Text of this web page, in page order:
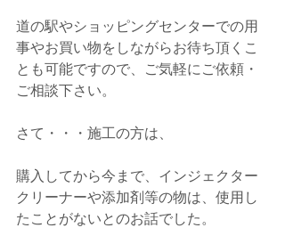
道の駅やショッピングセンターでの用
事やお買い物をしながらお待ち頂くこ
とも可能ですので、ご気軽にご依頼・
ご相談下さい。
さて・・・施工の方は、
購入してから今まで、インジェクター
クリーナーや添加剤等の物は、使用し
たことがないとのお話でした。